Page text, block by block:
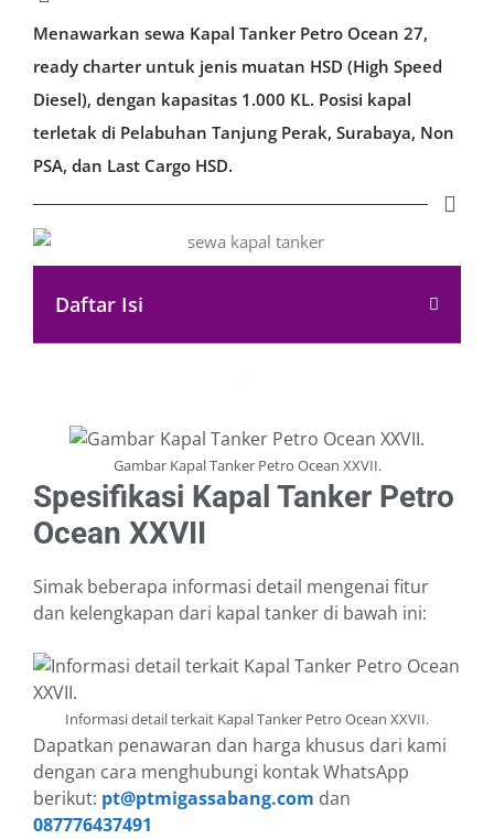
Menawarkan sewa Kapal Tanker Petro Ocean 27,
ready charter untuk jenis muatan HSD (High Speed
Diesel), dengan kapasitas 1.000 KL. Posisi kapal
terletak di Pelabuhan Tanjung Perak, Surabaya, Non
PSA, dan Last Cargo HSD.
Daftar Isi
Gambar Kapal Tanker Petro Ocean XXVII.
Spesifikasi Kapal Tanker Petro
Ocean XXVII
Simak beberapa informasi detail mengenai fitur
dan kelengkapan dari kapal tanker di bawah ini:
Informasi detail terkait Kapal Tanker Petro Ocean XXVII.
Dapatkan penawaran dan harga khusus dari kami
dengan cara menghubungi kontak WhatsApp
berikut: pt@ptmigassabang.com dan
087776437491